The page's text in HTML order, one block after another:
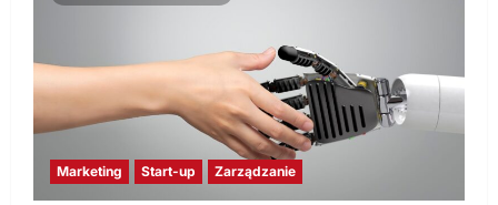
Marketing Start-up Zarządzanie